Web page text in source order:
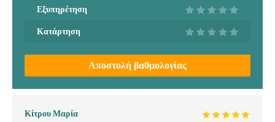
Εξυπηρέτηση
Κατάρτηση
Αποστολή βαθμολογίας
Κίτρου Μαρία